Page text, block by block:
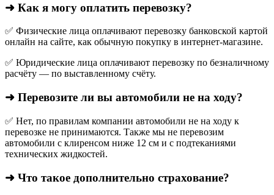
➜ Как я могу оплатить перевозку?
✅ Физические лица оплачивают перевозку банковской картой
онлайн на сайте, как обычную покупку в интернет‑магазине.
✅ Юридические лица оплачивают перевозку по безналичному
расчёту — по выставленному счёту.
➜ Перевозите ли вы автомобили не на ходу?
✅ Нет, по правилам компании автомобили не на ходу к
перевозке не принимаются. Также мы не перевозим
автомобили с клиренсом ниже 12 см и с подтеканиями
технических жидкостей.
➜ Что такое дополнительно страхование?